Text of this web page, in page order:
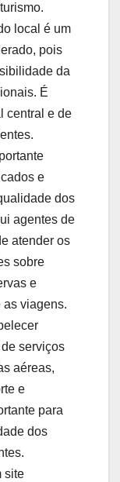
local é um
pois
da
É
central e de
e
dos
agentes de
atender os
sobre
e
as viagens.
serviços
aéreas,
e
para
dos
site